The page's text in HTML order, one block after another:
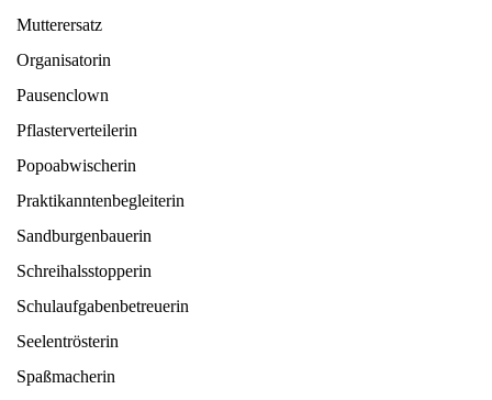
Mutterersatz
Organisatorin
Pausenclown
Pflasterverteilerin
Popoabwischerin
Praktikanntenbegleiterin
Sandburgenbauerin
Schreihalsstopperin
Schulaufgabenbetreuerin
Seelentrösterin
Spaßmacherin